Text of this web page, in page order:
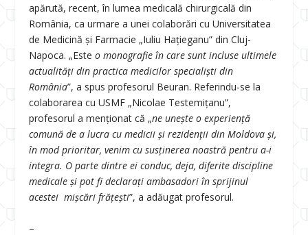
apărută, recent, în lumea medicală chirurgicală din
România, ca urmare a unei colaborări cu Universitatea
de Medicină și Farmacie „Iuliu Hațieganu” din Cluj-
Napoca. „Esteo monografie în care sunt incluse ultimele
actualităţi din practica medicilor specialiști din
România”, a spus profesorul Beuran. Referindu-se la
colaborarea cu USMF „Nicolae Testemițanu”,
profesorul a menționat că „ne uneşte o experienţă
comună de a lucra cu medicii şi rezidenţii din Moldova şi,
în mod prioritar, venim cu susţinerea noastră pentru a-i
integra. O parte dintre ei conduc, deja, diferite discipline
medicale și pot fi declarați ambasadori în sprijinul
acestei mișcări frățeşti”, a adăugat profesorul.
–